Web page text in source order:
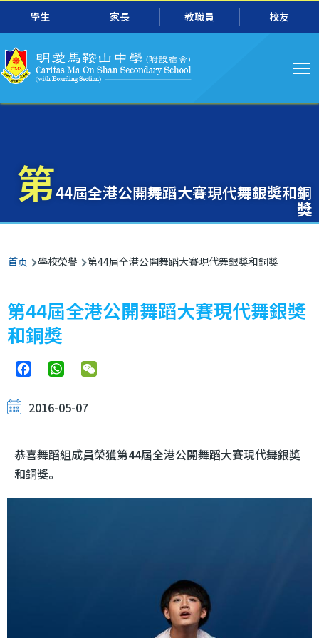
跳转到主要内容
學生 家長 教職員 校友
导
航
第44屆全港公開舞蹈大賽現代舞銀奬和銅
獎
面
包
屑
首页 學校榮譽 第44屆全港公開舞蹈大賽現代舞銀奬和銅獎
第44屆全港公開舞蹈大賽現代舞銀奬
和銅獎
FacebookWhatsApp
2016-05-07
恭喜舞蹈組成員榮獲第44屆全港公開舞蹈大賽現代舞銀奬
和銅獎。